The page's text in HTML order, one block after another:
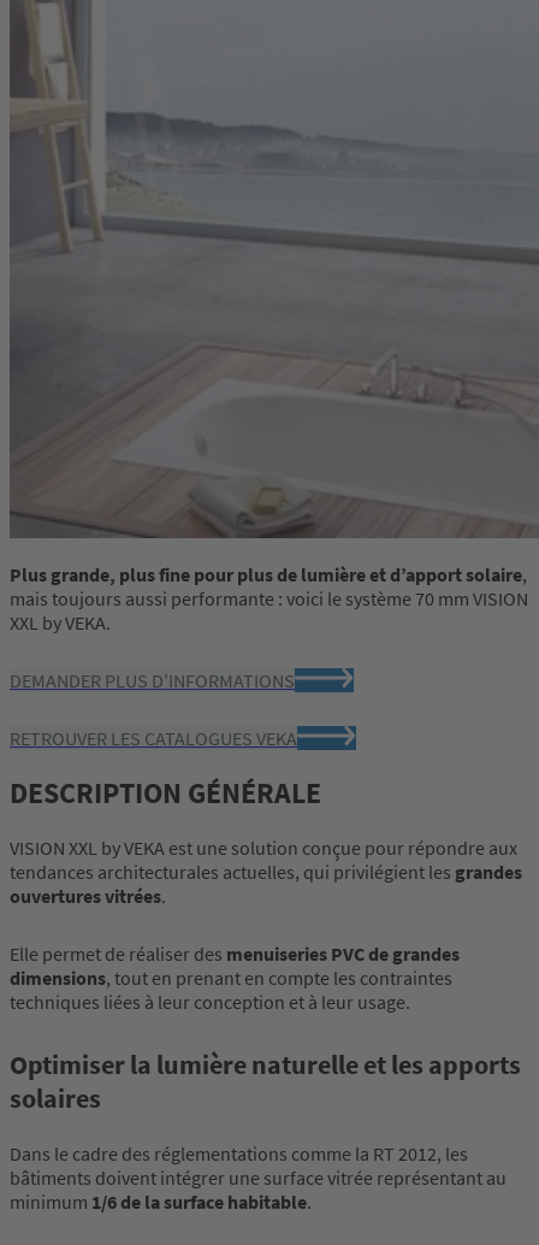
Plus grande, plus fine pour plus de lumière et d’apport solaire,
mais toujours aussi performante : voici le système 70 mm VISION
XXL by VEKA.
DEMANDER PLUS D'INFORMATIONS
RETROUVER LES CATALOGUES VEKA
DESCRIPTION GÉNÉRALE
VISION XXL by VEKA est une solution conçue pour répondre aux
tendances architecturales actuelles, qui privilégient les grandes
ouvertures vitrées.
Elle permet de réaliser des menuiseries PVC de grandes
dimensions, tout en prenant en compte les contraintes
techniques liées à leur conception et à leur usage.
Optimiser la lumière naturelle et les apports
solaires
Dans le cadre des réglementations comme la RT 2012, les
bâtiments doivent intégrer une surface vitrée représentant au
minimum 1/6 de la surface habitable.